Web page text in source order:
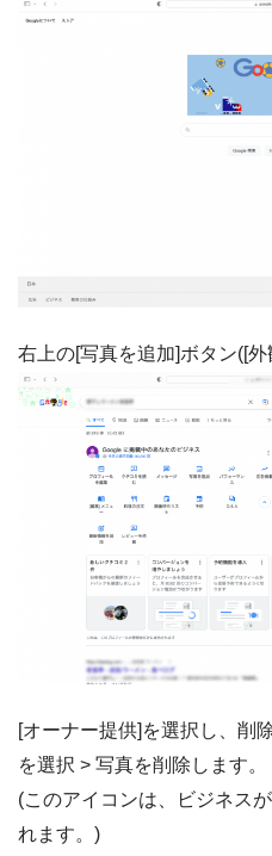
右上の[写真を追加]ボタン([
[オーナー提供]を選択し、削
を選択 > 写真を削除します。
(このアイコンは、ビジネス
れます。)